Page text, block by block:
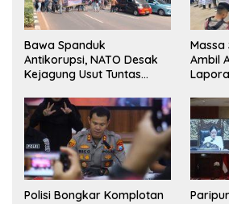
Bawa Spanduk
Antikorupsi, NATO Desak
Kejagung Usut Tuntas
Massa
Ambil
Sumsel
Polisi Bongkar Komplotan